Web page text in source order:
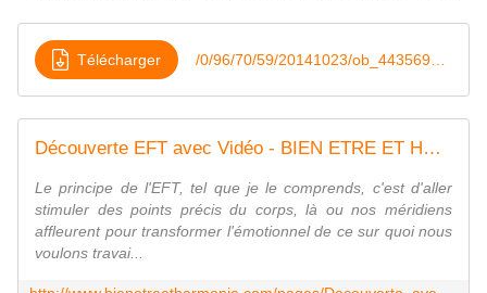
Télécharger
Découverte EFT avec Vidéo - BIEN ETRE ET HARMONIE
Le principe de l'EFT, tel que je le comprends, c'est d'aller
stimuler des points précis du corps, là ou nos méridiens
affleurent pour transformer l'émotionnel de ce sur quoi nous
voulons travai...